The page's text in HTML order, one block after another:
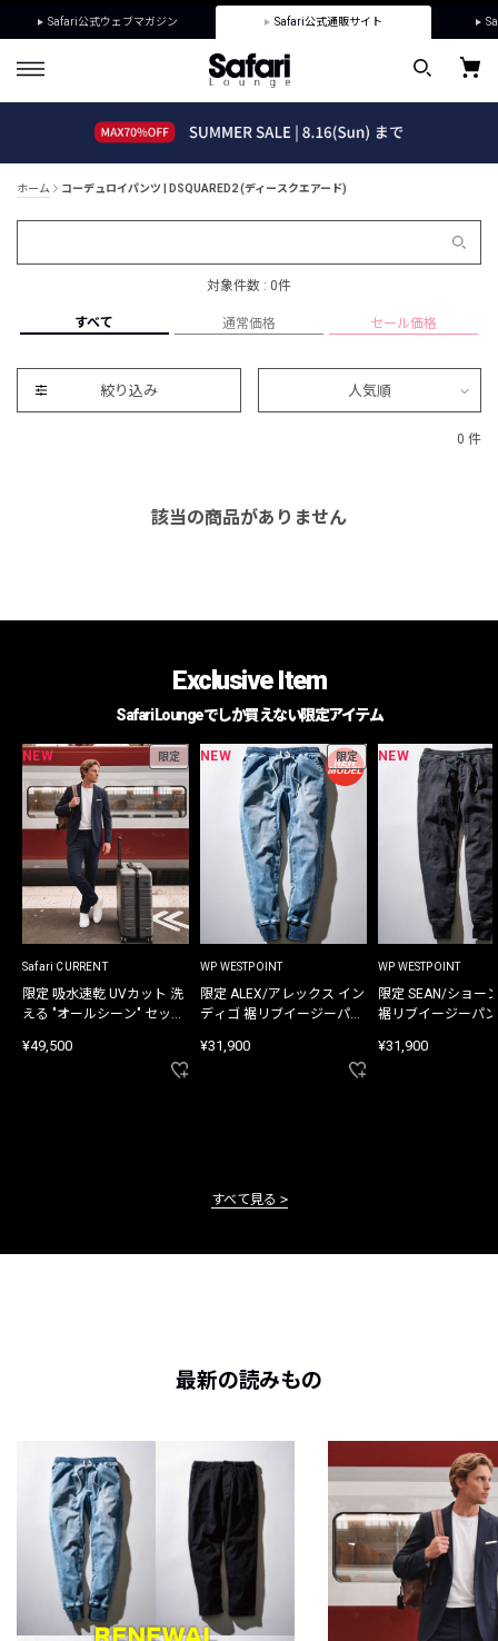
Safari公式ウェブマガジン Safari公式通販サイト
ホーム コーデュロイパンツ | DSQUARED2 (ディースクエアード)
対象件数 : 0件
すべて 通常価格 セール価格
絞り込み 人気順
0 件
該当の商品がありません
Exclusive Item
Safari Loungeでしか買えない限定アイテム
NEW 限定
Safari CURRENT
限定 吸水速乾 UVカット 洗
える "オールシーン" セット
¥49,500
NEW 限定
WP WESTPOINT
限定 ALEX/アレックス イン
ディゴ 裾リブイージーパン
¥31,900
NEW
WP WESTPOINT
限定 SEAN/ショー
裾リブイージーパ
¥31,900
すべて見る
最新の読みもの